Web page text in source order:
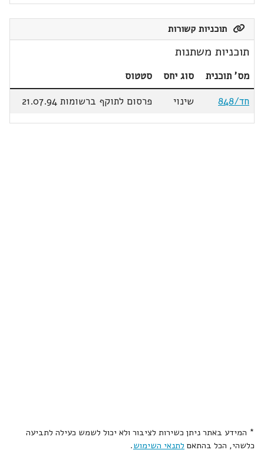
תוכניות קשורות
תוכניות משתנות
מס' תוכנית סוג יחס
סטטוס
חד/848
שינוי פרסום לתוקף ברשומות 21.07.94
* המידע באתר ניתן כשירות לציבור ולא יכול לשמש כעילה לתביעה
כלשהי, הכל בהתאם לתנאי השימוש.